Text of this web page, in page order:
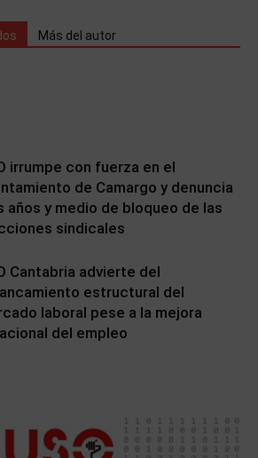
Más del autor
irrumpe con fuerza en el
de Camargo y denuncia
años y medio de bloqueo de las
sindicales
Cantabria advierte del
estructural del
laboral pese a la mejora
del empleo